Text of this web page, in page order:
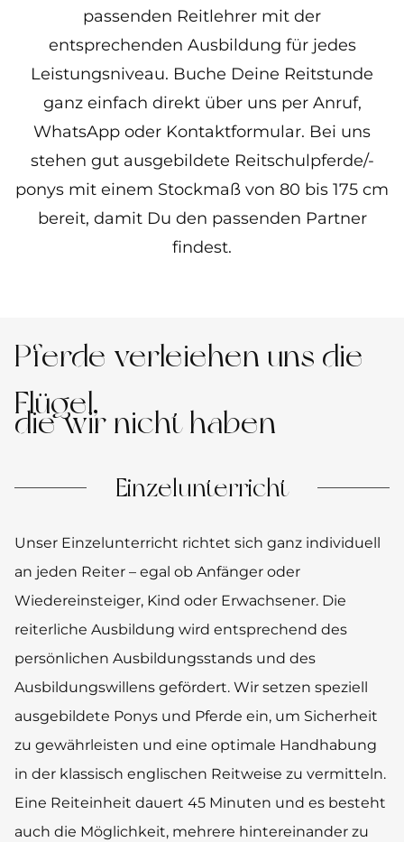
passenden Reitlehrer mit der
entsprechenden Ausbildung für jedes
Leistungsniveau. Buche Deine Reitstunde
ganz einfach direkt über uns per Anruf,
WhatsApp oder Kontaktformular. Bei uns
stehen gut ausgebildete Reitschulpferde/-
ponys mit einem Stockmaß von 80 bis 175 cm
bereit, damit Du den passenden Partner
findest.
Pferde verleiehen uns die
Flügel,
die wir nicht haben
Einzelunterricht
Unser Einzelunterricht richtet sich ganz individuell
an jeden Reiter – egal ob Anfänger oder
Wiedereinsteiger, Kind oder Erwachsener. Die
reiterliche Ausbildung wird entsprechend des
persönlichen Ausbildungsstands und des
Ausbildungswillens gefördert. Wir setzen speziell
ausgebildete Ponys und Pferde ein, um Sicherheit
zu gewährleisten und eine optimale Handhabung
in der klassisch englischen Reitweise zu vermitteln.
Eine Reiteinheit dauert 45 Minuten und es besteht
auch die Möglichkeit, mehrere hintereinander zu